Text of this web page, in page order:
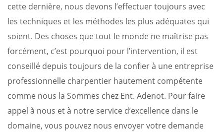
cette dernière, nous devons l’effectuer toujours avec
les techniques et les méthodes les plus adéquates qui
soient. Des choses que tout le monde ne maîtrise pas
forcément, c’est pourquoi pour l’intervention, il est
conseillé depuis toujours de la confier à une entreprise
professionnelle charpentier hautement compétente
comme nous la Sommes chez Ent. Adenot. Pour faire
appel à nous et à notre service d’excellence dans le
domaine, vous pouvez nous envoyer votre demande